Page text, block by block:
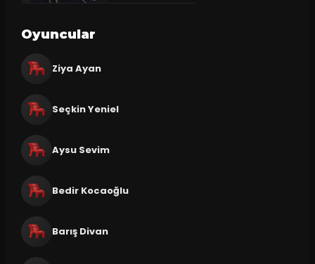
Oyuncular
Ziya Ayan
Seçkin Yeniel
Aysu Sevim
Bedir Kocaoğlu
Barış Divan